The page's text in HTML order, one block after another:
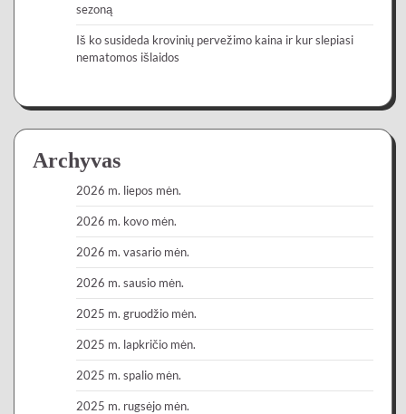
sezoną
Iš ko susideda krovinių pervežimo kaina ir kur slepiasi
nematomos išlaidos
Archyvas
2026 m. liepos mėn.
2026 m. kovo mėn.
2026 m. vasario mėn.
2026 m. sausio mėn.
2025 m. gruodžio mėn.
2025 m. lapkričio mėn.
2025 m. spalio mėn.
2025 m. rugsėjo mėn.